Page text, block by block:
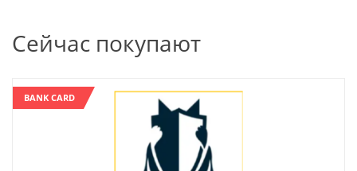
Сейчас покупают
BANK CARD